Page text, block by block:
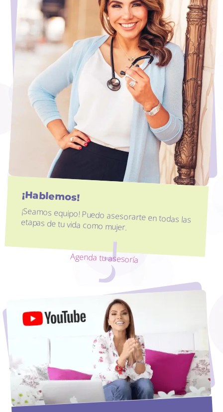
¡Hablemos!
¡Seamos equipo! Puedo asesorarte en todas las
etapas de tu vida como mujer.
Agenda tu asesoría